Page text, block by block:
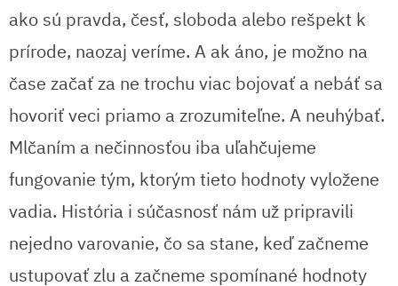
ako sú pravda, česť, sloboda alebo rešpekt k
prírode, naozaj veríme. A ak áno, je možno na
čase začať za ne trochu viac bojovať a nebáť sa
hovoriť veci priamo a zrozumiteľne. A neuhýbať.
Mlčaním a nečinnosťou iba uľahčujeme
fungovanie tým, ktorým tieto hodnoty vyložene
vadia. História i súčasnosť nám už pripravili
nejedno varovanie, čo sa stane, keď začneme
ustupovať zlu a začneme spomínané hodnoty